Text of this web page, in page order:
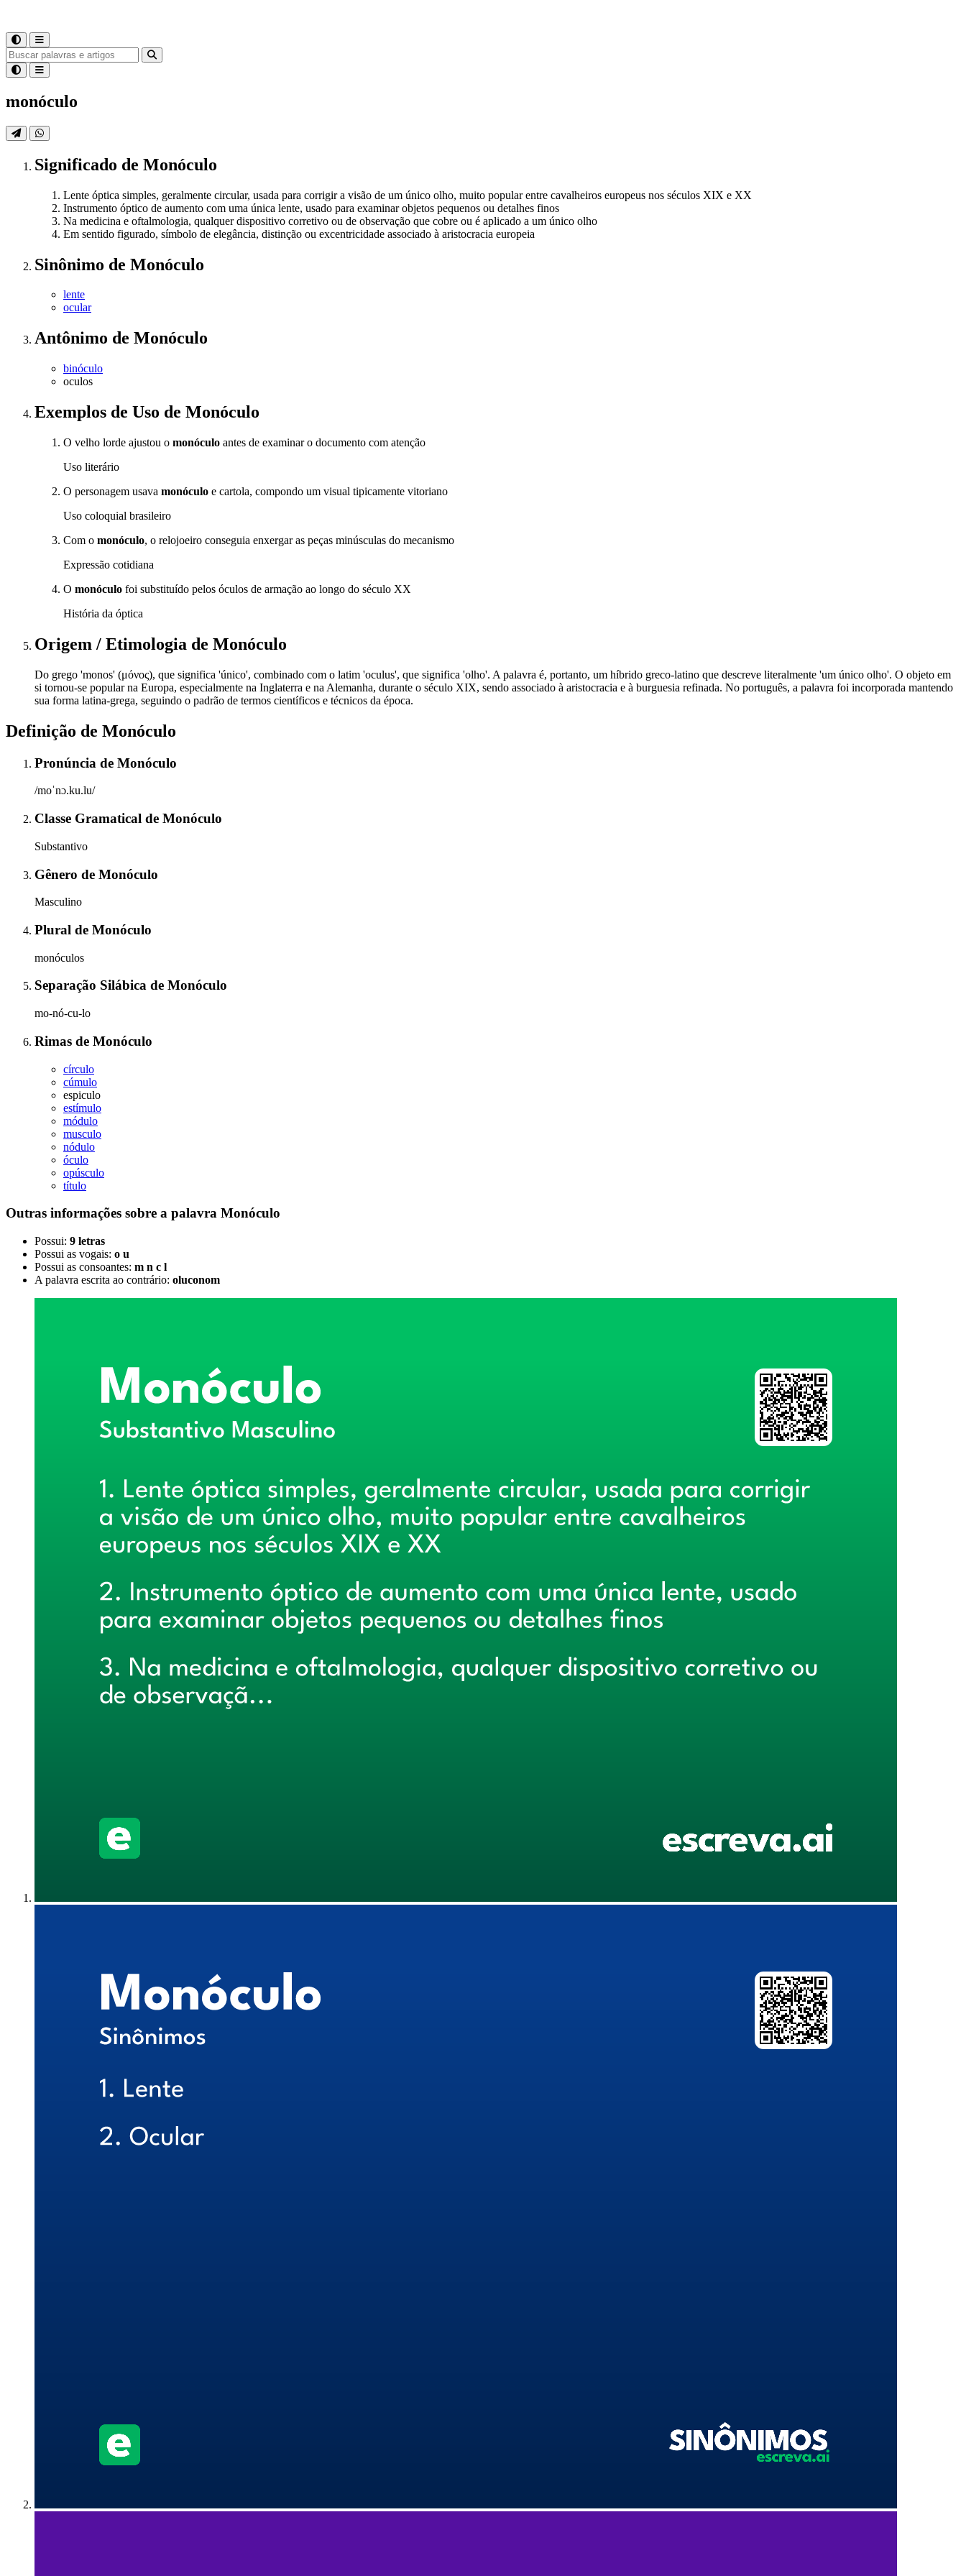
monóculo
Significado de Monóculo
Lente óptica simples, geralmente circular, usada para corrigir a visão de um único olho, muito popular entre cavalheiros europeus nos séculos XIX e XX
Instrumento óptico de aumento com uma única lente, usado para examinar objetos pequenos ou detalhes finos
Na medicina e oftalmologia, qualquer dispositivo corretivo ou de observação que cobre ou é aplicado a um único olho
Em sentido figurado, símbolo de elegância, distinção ou excentricidade associado à aristocracia europeia
Sinônimo de Monóculo
lente
ocular
Antônimo de Monóculo
binóculo
oculos
Exemplos de Uso de Monóculo
O velho lorde ajustou o monóculo antes de examinar o documento com atenção
Uso literário
O personagem usava monóculo e cartola, compondo um visual tipicamente vitoriano
Uso coloquial brasileiro
Com o monóculo, o relojoeiro conseguia enxergar as peças minúsculas do mecanismo
Expressão cotidiana
O monóculo foi substituído pelos óculos de armação ao longo do século XX
História da óptica
Origem / Etimologia de Monóculo
Do grego 'monos' (μόνος), que significa 'único', combinado com o latim 'oculus', que significa 'olho'. A palavra é, portanto, um híbrido greco-latino que descreve literalmente 'um único olho'. O objeto em
si tornou-se popular na Europa, especialmente na Inglaterra e na Alemanha, durante o século XIX, sendo associado à aristocracia e à burguesia refinada. No português, a palavra foi incorporada mantendo
sua forma latina-grega, seguindo o padrão de termos científicos e técnicos da época.
Definição de Monóculo
Pronúncia de Monóculo
/moˈnɔ.ku.lu/
Classe Gramatical de Monóculo
Substantivo
Gênero de Monóculo
Masculino
Plural de Monóculo
monóculos
Separação Silábica de Monóculo
mo-nó-cu-lo
Rimas de Monóculo
círculo
cúmulo
espiculo
estímulo
módulo
musculo
nódulo
óculo
opúsculo
título
Outras informações sobre a palavra Monóculo
Possui: 9 letras
Possui as vogais: o u
Possui as consoantes: m n c l
A palavra escrita ao contrário: oluconom